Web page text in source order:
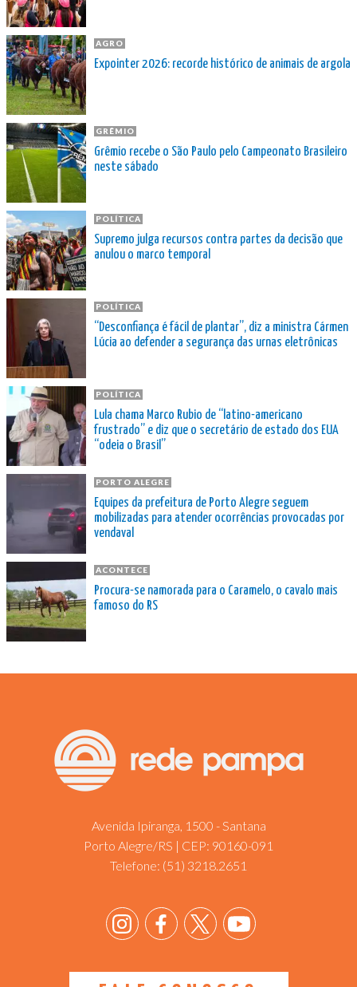
AGRO
Expointer 2026: recorde histórico de animais de argola
GRÊMIO
Grêmio recebe o São Paulo pelo Campeonato Brasileiro
neste sábado
POLÍTICA
Supremo julga recursos contra partes da decisão que
anulou o marco temporal
POLÍTICA
“Desconfiança é fácil de plantar”, diz a ministra Cármen
Lúcia ao defender a segurança das urnas eletrônicas
POLÍTICA
Lula chama Marco Rubio de “latino-americano
frustrado” e diz que o secretário de estado dos EUA
“odeia o Brasil”
PORTO ALEGRE
Equipes da prefeitura de Porto Alegre seguem
mobilizadas para atender ocorrências provocadas por
vendaval
ACONTECE
Procura-se namorada para o Caramelo, o cavalo mais
famoso do RS
Avenida Ipiranga, 1500 - Santana
Porto Alegre/RS | CEP: 90160-091
Telefone: (51) 3218.2651